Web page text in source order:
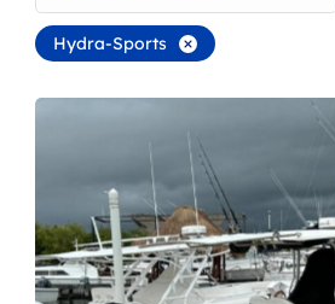
Hydra-Sports